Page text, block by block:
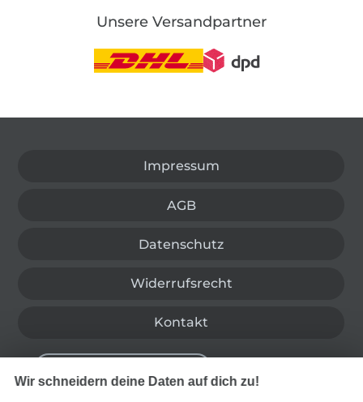
Unsere Versandpartner
Impressum
AGB
Datenschutz
Widerrufsrecht
Kontakt
Wir schneidern deine Daten auf dich zu!